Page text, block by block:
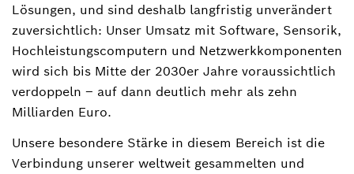
Lösungen, und sind deshalb langfristig unverändert
zuversichtlich: Unser Umsatz mit Software, Sensorik,
Hochleistungscomputern und Netzwerkkomponenten
wird sich bis Mitte der 2030er Jahre voraussichtlich
verdoppeln – auf dann deutlich mehr als zehn
Milliarden Euro.
Unsere besondere Stärke in diesem Bereich ist die
Verbindung unserer weltweit gesammelten und